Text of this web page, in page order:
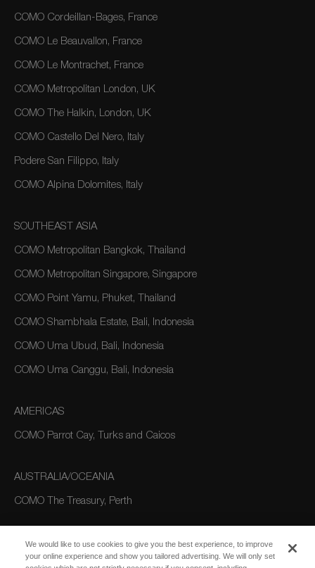
COMO Cordeillan-Bages, France
COMO Le Beauvallon, France
COMO Le Montrachet, France
COMO Metropolitan London, UK
COMO The Halkin, London, UK
COMO Castello Del Nero, Italy
Podere San Filippo, Italy
COMO Alpina Dolomites, Italy
SOUTHEAST ASIA
COMO Metropolitan Bangkok, Thailand
COMO Metropolitan Singapore, Singapore
COMO Point Yamu, Phuket, Thailand
COMO Shambhala Estate, Bali, Indonesia
COMO Uma Ubud, Bali, Indonesia
COMO Uma Canggu, Bali, Indonesia
AMERICAS
COMO Parrot Cay, Turks and Caicos
AUSTRALIA/OCEANIA
COMO The Treasury, Perth
We would like to use cookies to give you the best experience, to improve
your online experience and show you tailored advertising. We will only set